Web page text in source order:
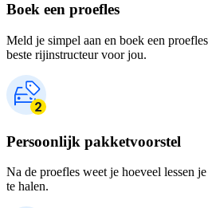
Boek een proefles
Meld je simpel aan en boek een
beste rijinstructeur voor jou.
Persoonlijk pakketvoorstel
Na de proefles weet je hoeveel lessen
te halen.